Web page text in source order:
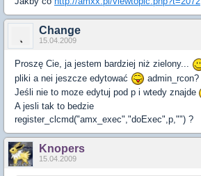
Change
15.04.2009
Proszę Cie, ja jestem bardziej niż zielony...
pliki a nei jeszcze edytować
admin_rcon?
Jeśli nie to moze edytuj pod p i wtedy znajde
A jesli tak to bedzie
register_clcmd("amx_exec","doExec",p,"") ?
Knopers
15.04.2009